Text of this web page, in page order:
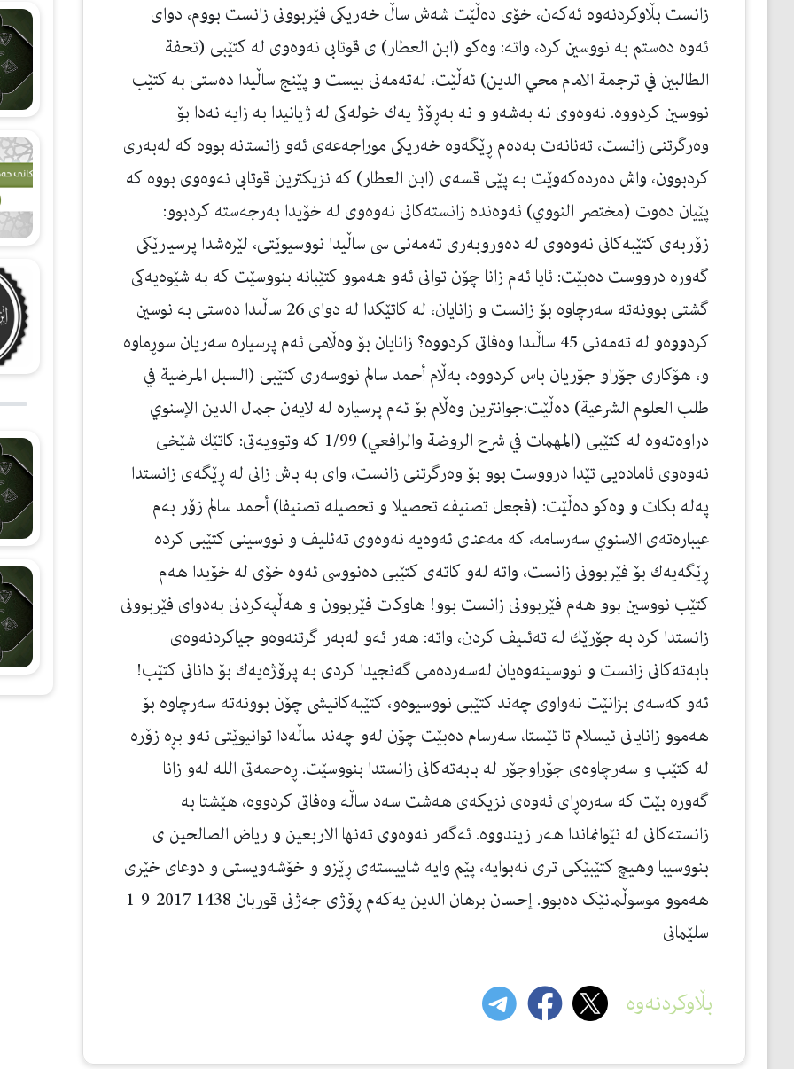
زانست بڵاوكردنه‌وه‌ ئه‌كه‌ن، خۆى ده‌ڵێت شه‌ش ساڵ خه‌ريكى فێربوونى زانست بووم، دواى
ئه‌وه‌ ده‌ستم به‌ نووسين كرد، واته‌: وه‌كو (ابن العطار) ى قوتابى نه‌وه‌وى له‌ كتێبى (تحفة
الطالبين في ترجمة الامام محي الدين) ئه‌ڵێت، له‌ته‌مه‌نى بيست و پێنج ساڵيدا ده‌ستى به‌ كتێب
نووسين كردووه‌. نه‌وه‌وى نه‌ به‌شه‌و و نه‌ به‌ڕۆژ يه‌ك خوله‌كى له‌ ژيانيدا به‌ زايه‌ نه‌دا بۆ
وه‌رگرتنى زانست، ته‌نانه‌ت به‌ده‌م ڕێگه‌وه‌ خه‌ريكى موراجه‌عه‌ى ئه‌و زانستانه‌ بووه‌ كه‌ له‌به‌رى
كردبوون، واش ده‌رده‌كه‌وێت به‌ پێى قسه‌ى (ابن العطار) كه‌ نزيكترين قوتابى نه‌وه‌وى بووه‌ كه‌
پێيان ده‌وت (مختصر النووي) ئه‌وه‌نده‌ زانسته‌كانى نه‌وه‌وى له‌ خۆيدا به‌رجه‌سته‌ كردبوو:
زۆربه‌ى كتێبه‌كانى نه‌وه‌وى له‌ ده‌وروبه‌رى تەمەنی سى ساڵيدا نووسيوێتى، لێره‌شدا پرسيارێكى
گه‌وره‌ درووست ده‌بێت: ئايا ئه‌م زانا چۆن توانى ئه‌و هه‌موو كتێبانه‌ بنووسێت كه‌ به‌ شێوه‌يه‌كى
گشتى بوونه‌ته‌ سه‌رچاوه‌ بۆ زانست و زانايان، له‌ كاتێكدا له‌ دواى 26 ساڵىدا ده‌ستى به‌ نوسين
كردووه‌و له‌ تەمەنی 45 ساڵىدا وه‌فاتى كردووه‌؟ زانايان بۆ وه‌ڵامى ئه‌م پرسياره‌ سه‌ريان سوڕماوه‌
و، هۆكارى جۆراو جۆريان باس كردووه‌، به‌ڵام أحمد سالم نووسه‌رى كتێبى (السبل المرضية في
طلب العلوم الشرعية) ده‌ڵێت:جوانترين وه‌ڵام بۆ ئه‌م پرسياره‌ له‌ لايه‌ن جمال الدين الإسنوي
دراوه‌ته‌وه‌ له‌ كتێبى (المهمات في شرح الروضة والرافعي) 1/99 كه‌ وتوويه‌تى: كاتێك شێخى
نه‌وه‌وى ئاماده‌يى تێدا درووست بوو بۆ وه‌رگرتنى زانست، واى به‌ باش زانى له‌ ڕێگه‌ى زانستدا
په‌له‌ بكات و وه‌كو ده‌ڵێت: (فجعل تصنيفه تحصيلا و تحصيله تصنيفا) أحمد سالم زۆر به‌م
عيباره‌ته‌ى الاسنوي سه‌رسامه‌، كه‌ مه‌عناى ئه‌وه‌يه‌ نه‌وه‌وى ته‌ئليف و نووسينى كتێبى كرده‌
ڕێگه‌يه‌ك بۆ فێربوونى زانست، واته‌ له‌و كاته‌ى كتێبى ده‌نووسى ئه‌وه‌ خۆى له‌ خۆيدا هه‌م
كتێب نووسين بوو هه‌م فێربوونى زانست بوو! هاوكات فێربوون و هه‌ڵپه‌كردنى به‌دواى فێربوونى
زانستدا كرد به‌ جۆرێك له‌ ته‌ئليف كردن، واته‌: هه‌ر ئه‌و له‌به‌ر گرتنه‌وه‌و جياكردنه‌وه‌ى
بابه‌ته‌كانى زانست و نووسينه‌وه‌يان له‌سه‌رده‌مى گه‌نجيدا كردى به‌ پرۆژه‌يه‌ك بۆ دانانى كتێب!
ئه‌و كه‌سه‌ى بزانێت نه‌واوى چه‌ند كتێبى نووسيوه‌و، كتێبه‌كانيشى چۆن بوونه‌ته‌ سه‌رچاوه‌ بۆ
هه‌موو زانايانى ئيسلام تا ئێستا، سه‌رسام ده‌بێت چۆن له‌و چه‌ند ساڵه‌دا توانيوێتى ئه‌و بڕه‌ زۆره‌
له‌ كتێب و سه‌رچاوه‌ى جۆراوجۆر له‌ بابه‌ته‌كانى زانستدا بنووسێت. ڕه‌حمه‌تى الله له‌و زانا
گه‌وره‌ بێت كه‌ سه‌ره‌ڕاى ئه‌وه‌ى نزیکەی هه‌شت سه‌د ساڵه‌ وه‌فاتى كردووه‌، هێشتا به‌
زانسته‌كانى له‌ نێوانماندا هه‌ر زيندووه. ئەگەر نەوەوی تەنها الاربعین و ریاض الصالحین ی
بنووسیبا وهیچ کتێبێکی تری نەبوایە، پێم وایە شاییستەی ڕێزو و خۆشەویستی و دوعای خێری
هەموو موسوڵمانێک دەبوو. إحسان برهان الدين يه‌كه‌م ڕۆژى جه‌ژنى قوربان 1438 2017-9-1
سلێمانى
بڵاوکردنەوە